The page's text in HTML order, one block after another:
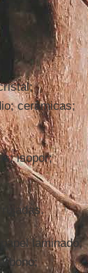
cerâmicas;
isopor;
laminado;